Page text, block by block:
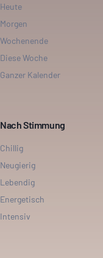
Heute
Morgen
Wochenende
Diese Woche
Ganzer Kalender
Nach Stimmung
Chillig
Neugierig
Lebendig
Energetisch
Intensiv